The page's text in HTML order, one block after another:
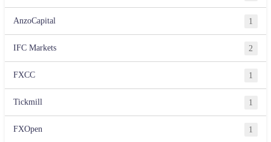
AnzoCapital 1
IFC Markets 2
FXCC 1
Tickmill 1
FXOpen 1